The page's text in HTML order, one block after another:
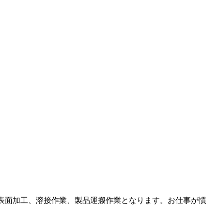
加工、溶接作業、製品運搬作業となります。お仕事が慣